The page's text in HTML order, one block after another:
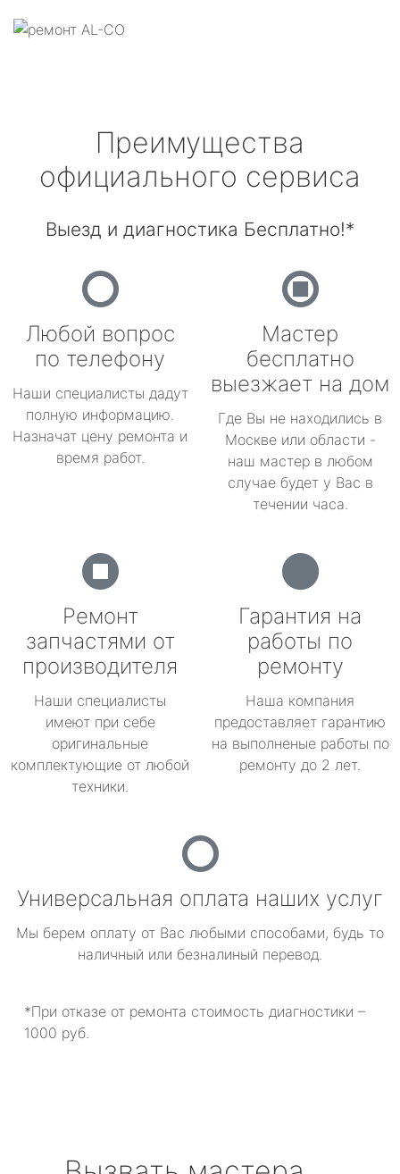
Преимущества
официального сервиса
Выезд и диагностика Бесплатно!*
Любой вопрос
по телефону
Наши специалисты дадут
полную информацию.
Назначат цену ремонта и
время работ.
Мастер
бесплатно
выезжает на дом
Где Вы не находились в
Москве или области -
наш мастер в любом
случае будет у Вас в
течении часа.
Ремонт
запчастями от
производителя
Наши специалисты
имеют при себе
оригинальные
комплектующие от любой
техники.
Гарантия на
работы по
ремонту
Наша компания
предоставляет гарантию
на выполненые работы по
ремонту до 2 лет.
Универсальная оплата наших услуг
Мы берем оплату от Вас любыми способами, будь то
наличный или безналиный перевод.
*При отказе от ремонта стоимость диагностики –
1000 руб.